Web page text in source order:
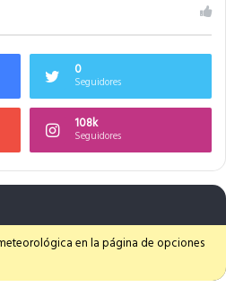
0
Seguidores
108k
Seguidores
en la página de opciones